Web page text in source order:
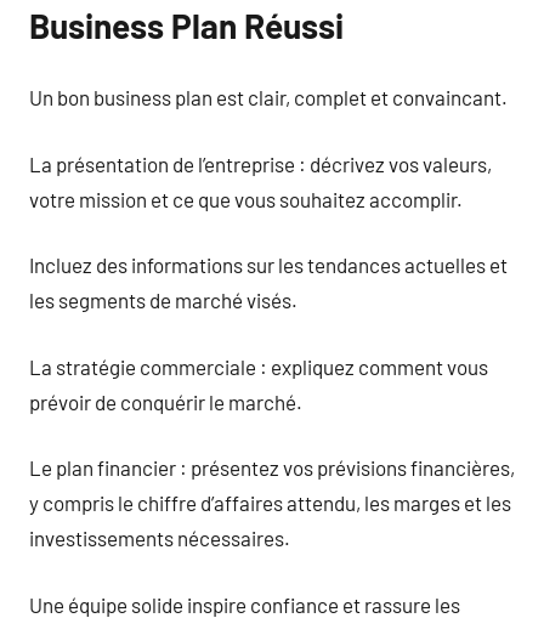
Business Plan Réussi
Un bon business plan est clair, complet et convaincant.
La présentation de l’entreprise : décrivez vos valeurs,
votre mission et ce que vous souhaitez accomplir.
Incluez des informations sur les tendances actuelles et
les segments de marché visés.
La stratégie commerciale : expliquez comment vous
prévoir de conquérir le marché.
Le plan financier : présentez vos prévisions financières,
y compris le chiffre d’affaires attendu, les marges et les
investissements nécessaires.
Une équipe solide inspire confiance et rassure les